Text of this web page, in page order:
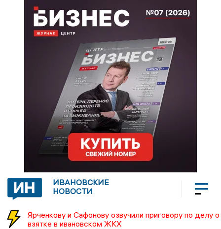
ИВАНОВСКИЕ
НОВОСТИ
Ярченкову и Сафонову озвучили приговору по делу о
взятке в ивановском ЖКХ